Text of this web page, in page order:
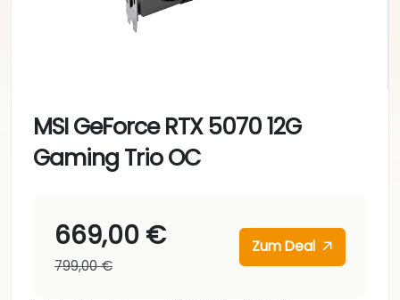
MSI GeForce RTX 5070 12G
Gaming Trio OC
669,00 €
799,00 €
Zum Deal